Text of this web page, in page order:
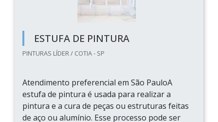
ESTUFA DE PINTURA
PINTURAS LÍDER / COTIA - SP
Atendimento preferencial em São PauloA
estufa de pintura é usada para realizar a
pintura e a cura de peças ou estruturas feitas
de aço ou alumínio. Esse processo pode ser